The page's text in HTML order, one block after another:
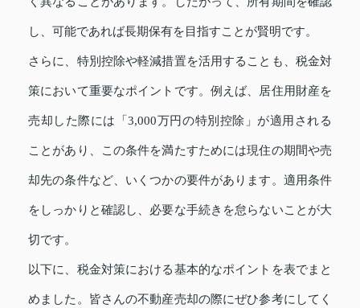
し、可能であれば長期保有を目指すことが賢明です。
さらに、特別控除や軽減措置を活用することも、税金対
策において重要なポイントです。例えば、居住用財産を
売却した際には「3,000万円の特別控除」が適用される
ことがあり、この条件を満たすためには現住の期間や売
却先の条件など、いくつかの要件があります。適用条件
をしっかりと確認し、必要な手続きを怠らないことが大
切です。
以下に、税金対策における基本的なポイントを表でまと
めました。皆さんの不動産売却の際にぜひ参考にしてく